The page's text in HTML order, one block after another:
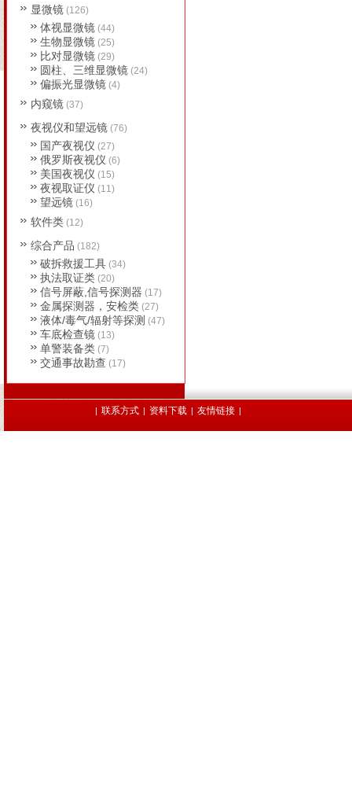
显微镜 (126)
体视显微镜 (44)
生物显微镜 (25)
比对显微镜 (29)
圆柱、三维显微镜 (24)
偏振光显微镜 (4)
内窥镜 (37)
夜视仪和望远镜 (76)
国产夜视仪 (27)
俄罗斯夜视仪 (6)
美国夜视仪 (15)
夜视取证仪 (11)
望远镜 (16)
软件类 (12)
综合产品 (182)
破拆救援工具 (34)
执法取证类 (20)
信号屏蔽,信号探测器 (17)
金属探测器，安检类 (27)
液体/毒气/辐射等探测 (47)
车底检查镜 (13)
单警装备类 (7)
交通事故勘查 (17)
| 联系方式 | 资料下载 | 友情链接 |